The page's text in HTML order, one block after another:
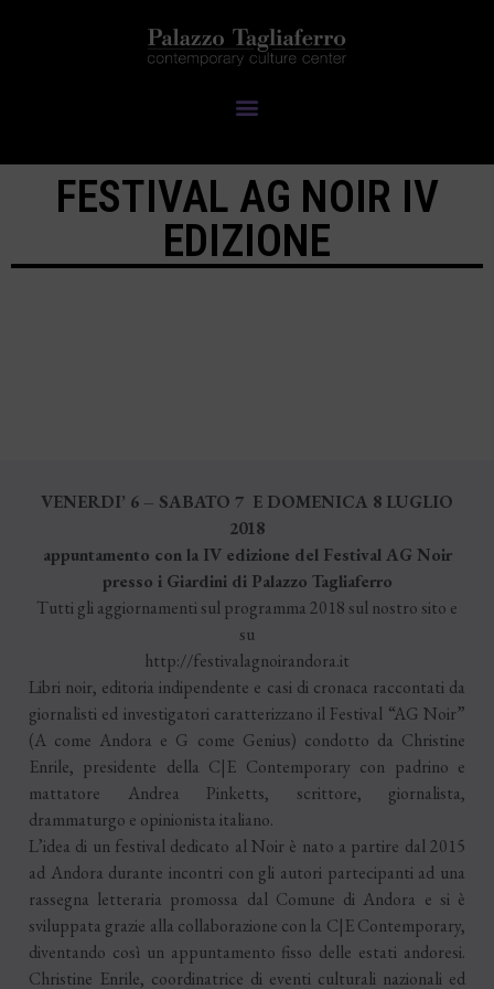
FESTIVAL AG NOIR IV
EDIZIONE
VENERDI’ 6 – SABATO 7 E DOMENICA 8 LUGLIO
2018
appuntamento con la IV edizione del Festival AG Noir
presso i Giardini di Palazzo Tagliaferro
Tutti gli aggiornamenti sul programma 2018 sul nostro sito e
su
http://festivalagnoirandora.it
Libri noir, editoria indipendente e casi di cronaca raccontati da
giornalisti ed investigatori caratterizzano il Festival “AG Noir”
(A come Andora e G come Genius) condotto da Christine
Enrile, presidente della C|E Contemporary con padrino e
mattatore Andrea Pinketts, scrittore, giornalista,
drammaturgo e opinionista italiano.
L’idea di un festival dedicato al Noir è nato a partire dal 2015
ad Andora durante incontri con gli autori partecipanti ad una
rassegna letteraria promossa dal Comune di Andora e si è
sviluppata grazie alla collaborazione con la C|E Contemporary,
diventando così un appuntamento fisso delle estati andoresi.
Christine Enrile, coordinatrice di eventi culturali nazionali ed